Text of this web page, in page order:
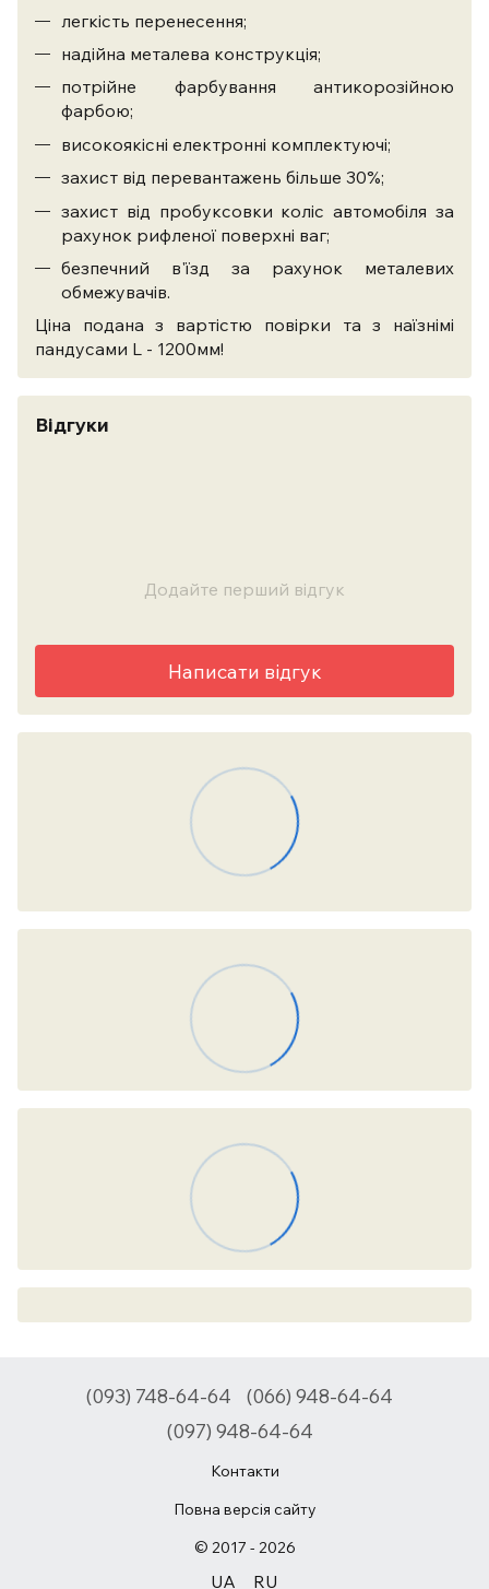
легкість перенесення;
надійна металева конструкція;
потрійне фарбування антикорозійною
фарбою;
високоякісні електронні комплектуючі;
захист від перевантажень більше 30%;
захист від пробуксовки коліс автомобіля за
рахунок рифленої поверхні ваг;
безпечний в'їзд за рахунок металевих
обмежувачів.
Ціна подана з вартістю повірки та з наїзнімі
пандусами L - 1200мм!
Відгуки
Додайте перший відгук
Написати відгук
(093) 748-64-64
(066) 948-64-64
(097) 948-64-64
Контакти
Повна версія сайту
© 2017 - 2026
UA RU